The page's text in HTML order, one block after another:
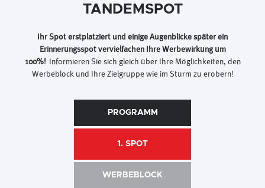
TANDEMSPOT
Ihr Spot erstplatziert und einige Augenblicke später ein
Erinnerungsspot vervielfachen Ihre Werbewirkung um
100%!
Informieren Sie sich gleich über Ihre Möglichkeiten, den
Werbeblock und Ihre Zielgruppe wie im Sturm zu erobern!
PROGRAMM
1. SPOT
WERBEBLOCK